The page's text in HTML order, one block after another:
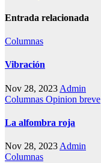
Entrada relacionada
Columnas
Vibración
Nov 28, 2023 Admin
Columnas Opinion breve
La alfombra roja
Nov 28, 2023 Admin
Columnas